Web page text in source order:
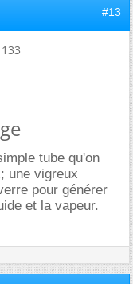
#13
tube qu'on
une vigreux
pour générer
et la vapeur.